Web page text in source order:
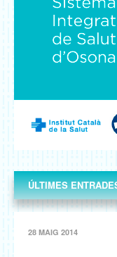
ÚLTIMES
28 MAIG 2014